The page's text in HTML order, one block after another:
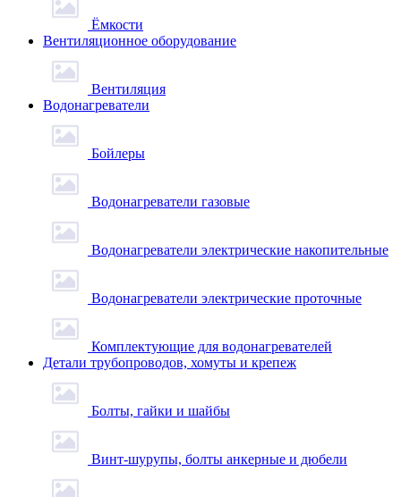
Ёмкости
Вентиляционное оборудование
Вентиляция
Водонагреватели
Бойлеры
Водонагреватели газовые
Водонагреватели электрические накопительные
Водонагреватели электрические проточные
Комплектующие для водонагревателей
Детали трубопроводов, хомуты и крепеж
Болты, гайки и шайбы
Винт-шурупы, болты анкерные и дюбели